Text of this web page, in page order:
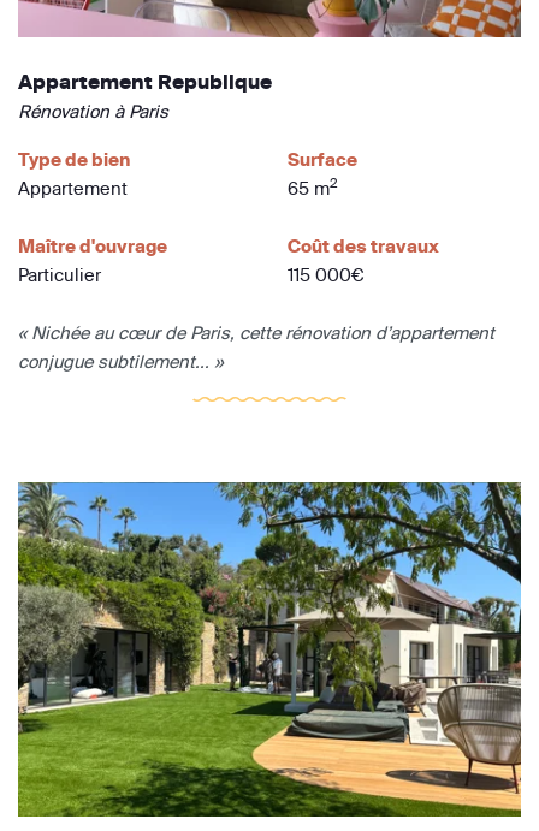
Appartement Republique
Rénovation à Paris
Type de bien
Appartement
Surface
65 m2
Maître d'ouvrage
Particulier
Coût des travaux
115 000€
« Nichée au cœur de Paris, cette rénovation d’appartement
conjugue subtilement... »